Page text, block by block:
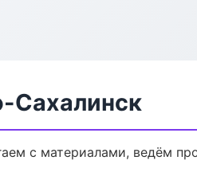
Сахалинск
с материалами, ведём